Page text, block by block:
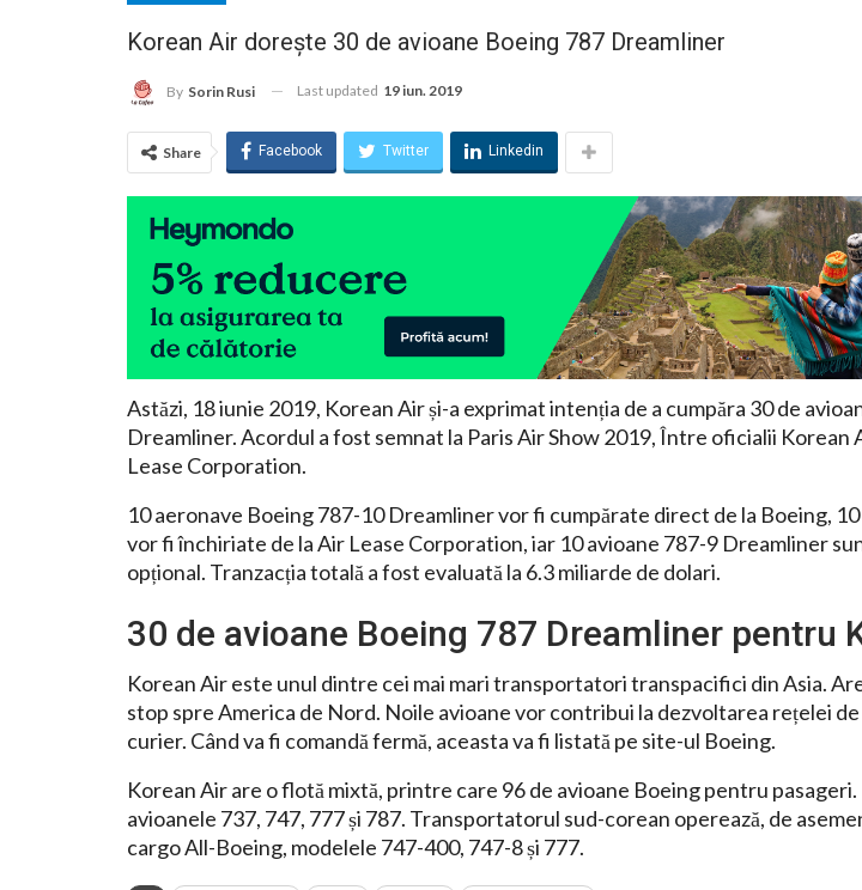
Korean Air dorește 30 de avioane Boeing 787 Dreamliner
By Sorin Rusi Last updated 19 iun. 2019
Share Facebook Twitter Linkedin
Astăzi, 18 iunie 2019, Korean Air și-a exprimat intenția de a cumpăra 30 de
Dreamliner. Acordul a fost semnat la Paris Air Show 2019, Între oficialii Korean
Lease Corporation.
10 aeronave Boeing 787-10 Dreamliner vor fi cumpărate direct de la Boeing,
vor fi închiriate de la Air Lease Corporation, iar 10 avioane 787-9 Dreamliner
opțional. Tranzacția totală a fost evaluată la 6.3 miliarde de dolari.
30 de avioane Boeing 787 Dreamliner pentru
Korean Air este unul dintre cei mai mari transportatori transpacifici din Asia.
stop spre America de Nord. Noile avioane vor contribui la dezvoltarea rețelei
curier. Când va fi comandă fermă, aceasta va fi listată pe site-ul Boeing.
Korean Air are o flotă mixtă, printre care 96 de avioane Boeing pentru
avioanele 737, 747, 777 și 787. Transportatorul sud-corean operează, de
cargo All-Boeing, modelele 747-400, 747-8 și 777.